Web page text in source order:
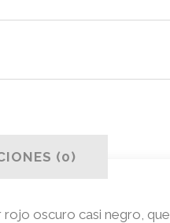
(0)
oscuro casi negro, que